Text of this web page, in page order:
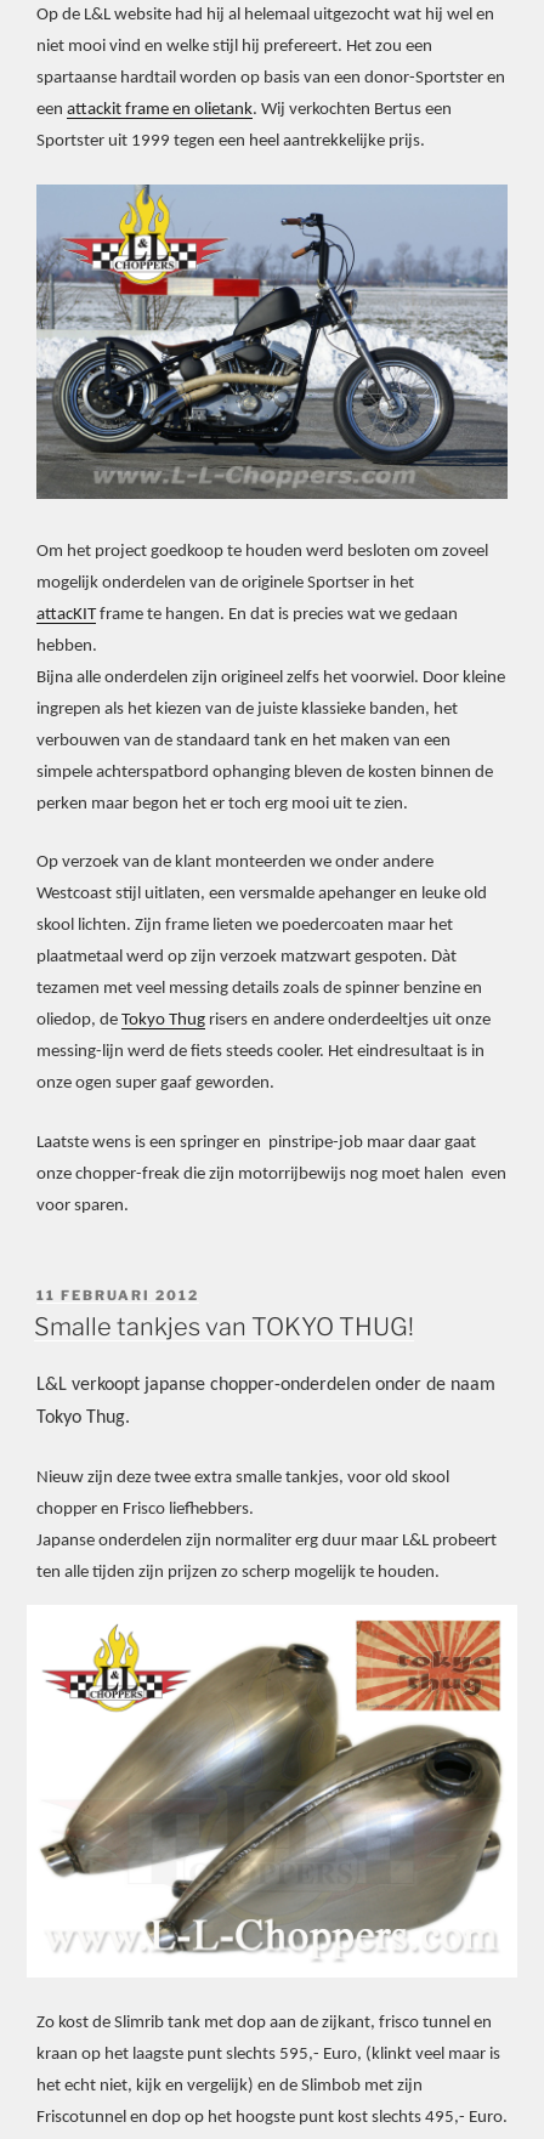
Op de L&L website had hij al helemaal uitgezocht wat hij wel en
niet mooi vind en welke stijl hij prefereert. Het zou een
spartaanse hardtail worden op basis van een donor-Sportster en
een attackit frame en olietank. Wij verkochten Bertus een
Sportster uit 1999 tegen een heel aantrekkelijke prijs.
Om het project goedkoop te houden werd besloten om zoveel
mogelijk onderdelen van de originele Sportser in het
attacKITframe te hangen. En dat is precies wat we gedaan
hebben.
Bijna alle onderdelen zijn origineel zelfs het voorwiel. Door kleine
ingrepen als het kiezen van de juiste klassieke banden, het
verbouwen van de standaard tank en het maken van een
simpele achterspatbord ophanging bleven de kosten binnen de
perken maar begon het er toch erg mooi uit te zien.
Op verzoek van de klant monteerden we onder andere
Westcoast stijl uitlaten, een versmalde apehanger en leuke old
skool lichten. Zijn frame lieten we poedercoaten maar het
plaatmetaal werd op zijn verzoek matzwart gespoten. Dàt
tezamen met veel messing details zoals de spinner benzine en
oliedop, de Tokyo Thug risers en andere onderdeeltjes uit onze
messing-lijn werd de fiets steeds cooler. Het eindresultaat is in
onze ogen super gaaf geworden.
Laatste wens is een springer en pinstripe-job maar daar gaat
onze chopper-freak die zijn motorrijbewijs nog moet halen even
voor sparen.
GEPLAATST
OP
11 FEBRUARI 2012
Smalle tankjes van TOKYO THUG!
L&L verkoopt japanse chopper-onderdelen onder de naam
Tokyo Thug.
Nieuw zijn deze twee extra smalle tankjes, voor old skool
chopper en Frisco liefhebbers.
Japanse onderdelen zijn normaliter erg duur maar L&L probeert
ten alle tijden zijn prijzen zo scherp mogelijk te houden.
Zo kost de Slimrib tank met dop aan de zijkant, frisco tunnel en
kraan op het laagste punt slechts 595,- Euro, (klinkt veel maar is
het echt niet, kijk en vergelijk) en de Slimbob met zijn
Friscotunnel en dop op het hoogste punt kost slechts 495,- Euro.